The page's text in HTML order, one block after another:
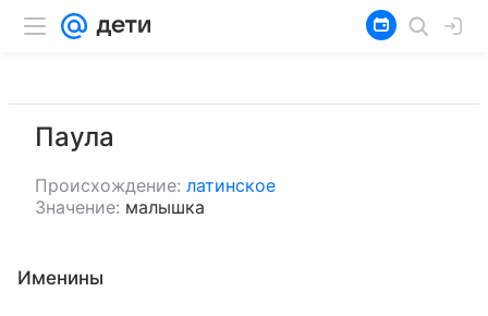
Паула
Происхождение: латинское
Значение: малышка
Именины